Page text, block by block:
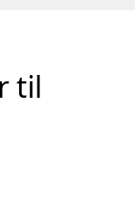
til